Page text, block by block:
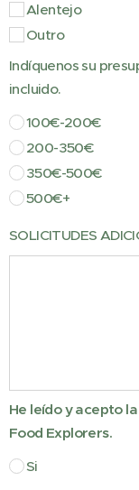
Alentejo
Outro
Indíquenos su
incluido.
100€-200€
200-350€
350€-500€
500€+
SOLICITUDES
He leído y acepto
Food Explorers.
Si